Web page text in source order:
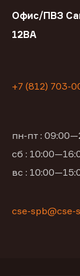
Офис/ПВЗ
12ВА
+7 (812) 703-
пн-пт :
сб :
вс :
cse-spb@cse-